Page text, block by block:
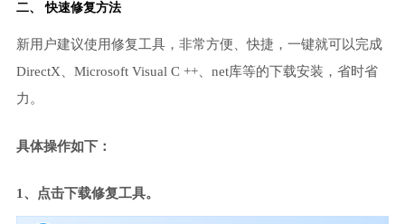
二、 快速修复方法
新用户建议使用修复工具，非常方便、快捷，一键就可以完成
DirectX、Microsoft Visual C ++、net库等的下载安装，省时省
力。
具体操作如下：
1、点击下载修复工具。